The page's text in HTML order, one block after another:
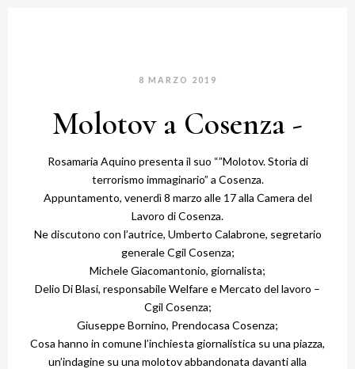
8 MARZO 2019
Molotov a Cosenza -
Rosamaria Aquino presenta il suo “”Molotov. Storia di
terrorismo immaginario” a Cosenza.
Appuntamento, venerdì 8 marzo alle 17 alla Camera del
Lavoro di Cosenza.
Ne discutono con l’autrice, Umberto Calabrone, segretario
generale Cgil Cosenza;
Michele Giacomantonio, giornalista;
Delio Di Blasi, responsabile Welfare e Mercato del lavoro –
Cgil Cosenza;
Giuseppe Bornino, Prendocasa Cosenza;
Cosa hanno in comune l’inchiesta giornalistica su una piazza,
un’indagine su una molotov abbandonata davanti alla